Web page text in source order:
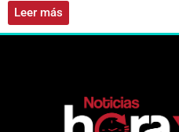
Leer más